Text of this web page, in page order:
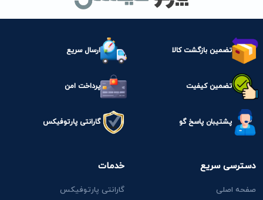
تضمین بازگشت کالا ارسال سریع
تضمین کیفیت پرداخت امن
پشتیبان پاسخ گو گارانتی پارتوفیکس
دسترسی سریع
صفحه اصلی
خدمات
گارانتی پارتوفیکس